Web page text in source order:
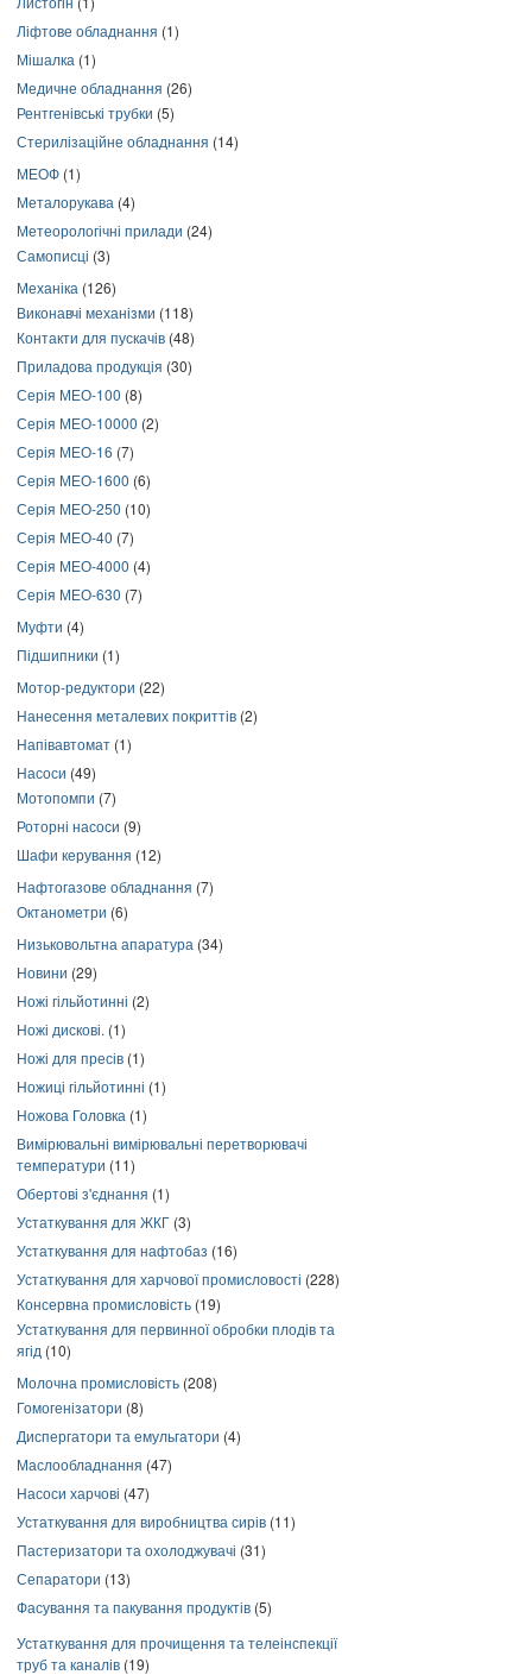
Ліфтове обладнання (1)
Мішалка (1)
Медичне обладнання (26)
Рентгенівські трубки (5)
Стерилізаційне обладнання (14)
МЕОФ (1)
Металорукава (4)
Метеорологічні прилади (24)
Самописці (3)
Механіка (126)
Виконавчі механізми (118)
Контакти для пускачів (48)
Приладова продукція (30)
Серія МЕО-100 (8)
Серія МЕО-10000 (2)
Серія МЕО-16 (7)
Серія МЕО-1600 (6)
Серія МЕО-250 (10)
Серія МЕО-40 (7)
Серія МЕО-4000 (4)
Серія МЕО-630 (7)
Муфти (4)
Підшипники (1)
Мотор-редуктори (22)
Нанесення металевих покриттів (2)
Напівавтомат (1)
Насоси (49)
Мотопомпи (7)
Роторні насоси (9)
Шафи керування (12)
Нафтогазове обладнання (7)
Октанометри (6)
Низьковольтна апаратура (34)
Новини (29)
Ножі гільйотинні (2)
Ножі дискові. (1)
Ножі для пресів (1)
Ножиці гільйотинні (1)
Ножова Головка (1)
Вимірювальні вимірювальні перетворювачі
температури (11)
Обертові з'єднання (1)
Устаткування для ЖКГ (3)
Устаткування для нафтобаз (16)
Устаткування для харчової промисловості (228)
Консервна промисловість (19)
Устаткування для первинної обробки плодів та
ягід (10)
Молочна промисловість (208)
Гомогенізатори (8)
Диспергатори та емульгатори (4)
Маслообладнання (47)
Насоси харчові (47)
Устаткування для виробництва сирів (11)
Пастеризатори та охолоджувачі (31)
Сепаратори (13)
Фасування та пакування продуктів (5)
Устаткування для прочищення та телеінспекції
труб та каналів (19)